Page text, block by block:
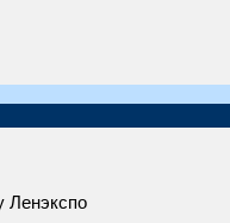
Ленэкспо